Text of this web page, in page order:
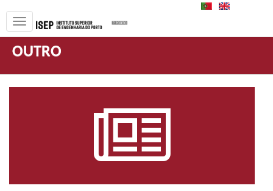
PT
OUTRO